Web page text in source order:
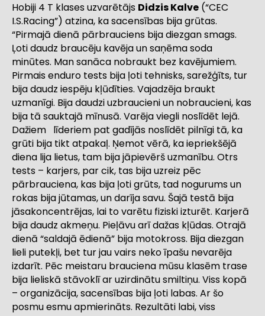
Hobiji 4 T klases uzvarētājs Didzis Kalve (“CEC
I.S.Racing”) atzina, ka sacensības bija grūtas.
“Pirmajā dienā pārbrauciens bija diezgan smags.
Ļoti daudz braucēju kavēja un saņēma soda
minūtes. Man sanāca nobraukt bez kavējumiem.
Pirmais enduro tests bija ļoti tehnisks, sarežģīts, tur
bija daudz iespēju kļūdīties. Vajadzēja braukt
uzmanīgi. Bija daudzi uzbraucieni un nobraucieni, kas
bija tā sauktajā mīnusā. Varēja viegli noslīdēt lejā.
Dažiem līderiem pat gadījās noslīdēt pilnīgi tā, ka
grūti bija tikt atpakaļ. Ņemot vērā, ka iepriekšējā
diena lija lietus, tam bija jāpievērš uzmanību. Otrs
tests – karjers, par cik, tas bija uzreiz pēc
pārbrauciena, kas bija ļoti grūts, tad nogurums un
rokas bija jūtamas, un darīja savu. Šajā testā bija
jāsakoncentrējas, lai to varētu fiziski izturēt. Karjerā
bija daudz akmeņu. Pieļāvu arī dažas kļūdas. Otrajā
dienā “saldajā ēdienā” bija motokross. Bija diezgan
lieli putekļi, bet tur jau vairs neko īpašu nevarēja
izdarīt. Pēc meistaru brauciena mūsu klasēm trase
bija lieliskā stāvoklī ar uzirdinātu smiltiņu. Viss kopā
– organizācija, sacensības bija ļoti labas. Ar šo
posmu esmu apmierināts. Rezultāti labi, viss